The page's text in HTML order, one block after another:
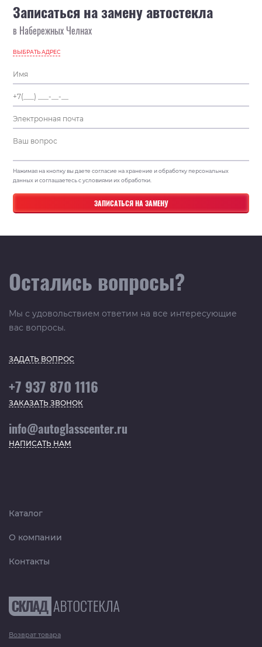
Записаться на замену автостекла
в Набережных Челнах
ВЫБРАТЬ АДРЕС
Нажимая на кнопку вы даете согласие на хранение и обработку персональных
данных и соглашаетесь с условиями их обработки.
Остались вопросы?
Мы с удовольствием ответим на все интересующие
вас вопросы.
ЗАДАТЬ ВОПРОС
+7 937 870 1116
ЗАКАЗАТЬ ЗВОНОК
info@autoglasscenter.ru
НАПИСАТЬ НАМ
Каталог
О компании
Контакты
Возврат товара